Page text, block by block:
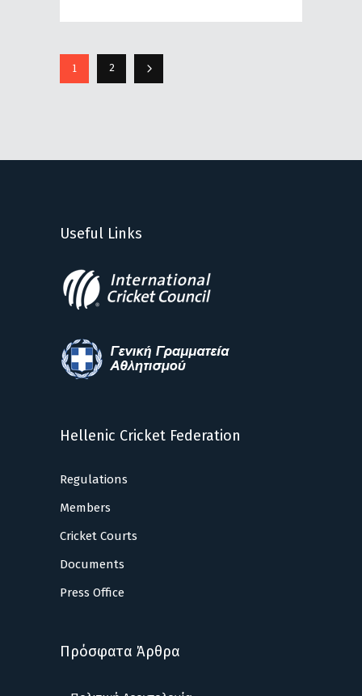
1 2
Useful Links
Hellenic Cricket Federation
Regulations
Members
Cricket Courts
Documents
Press Office
Πρόσφατα Άρθρα